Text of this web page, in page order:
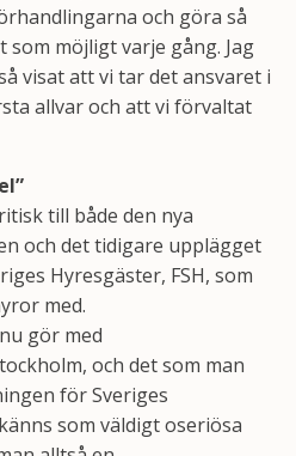
och göra så
möjligt varje gång. Jag
visat att vi tar det ansvaret i
allvar och att vi förvaltat
till både den nya
och det tidigare upplägget
Hyresgäster, FSH, som
med.
gör med
och det som man
för Sveriges
som väldigt oseriösa